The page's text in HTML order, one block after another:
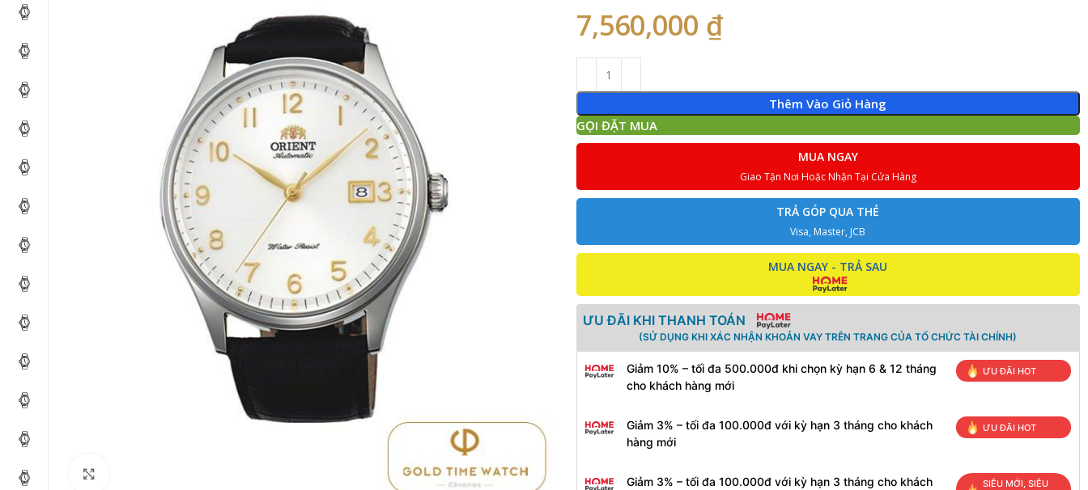
7,560,000 ₫
Thêm Vào Giỏ Hàng
GỌI ĐẶT MUA
MUA NGAY
Giao Tận Nơi Hoặc Nhận Tại Cửa Hàng
TRẢ GÓP QUA THẺ
Visa, Master, JCB
MUA NGAY - TRẢ SAU
ƯU ĐÃI KHI THANH TOÁN
(SỬ DỤNG KHI XÁC NHẬN KHOẢN VAY TRÊN TRANG CỦA TỔ CHỨC TÀI CHÍNH)
Giảm 10% – tối đa 500.000đ khi chọn kỳ hạn 6 & 12 tháng
cho khách hàng mới
ƯU ĐÃI HOT
Giảm 3% – tối đa 100.000đ với kỳ hạn 3 tháng cho khách
hàng mới
ƯU ĐÃI HOT
Giảm 3% – tối đa 100.000đ với kỳ hạn 3 tháng cho khách
SIÊU MỚI, SIÊU